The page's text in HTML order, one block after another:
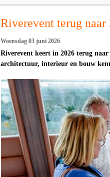
Riverevent terug naar
Woensdag 03 juni 2026
Riverevent keert in 2026 terug
architectuur, interieur en bouw